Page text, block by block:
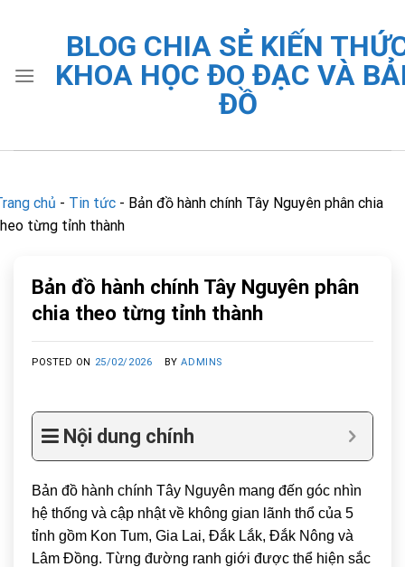
BLOG CHIA SẺ KIẾN
KHOA HỌC ĐO ĐẠC VÀ
ĐỒ
chủ - Tin tức - Bản đồ hành chính Tây Nguyên phân chia
từng tỉnh thành
Bản đồ hành chính Tây Nguyên phân
chia theo từng tỉnh thành
POSTED ON 25/02/2026 BYADMINS
Nội dung chính
Bản đồ hành chính Tây Nguyên mang đến góc nhìn
hệ thống và cập nhật về không gian lãnh thổ của 5
tỉnh gồm Kon Tum, Gia Lai, Đắk Lắk, Đắk Nông và
Lâm Đồng. Từng đường ranh giới được thể hiện sắc